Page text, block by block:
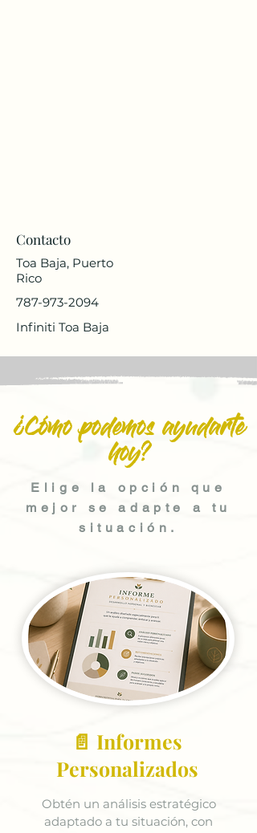
Contacto
Toa Baja, Puerto
Rico
787-973-2094
Infiniti Toa Baja
¿Cómo podemos ayudarte
hoy?
Elige la opción que
mejor se adapte a tu
situación.
📄 Informes
Personalizados
Obtén un análisis estratégico
adaptado a tu situación, con